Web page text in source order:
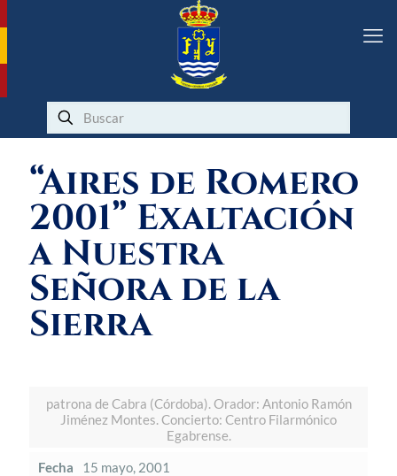
“Aires de Romero
2001” Exaltación
a Nuestra
Señora de la
Sierra
patrona de Cabra (Córdoba). Orador: Antonio Ramón
Jiménez Montes. Concierto: Centro Filarmónico
Egabrense.
Fecha
15 mayo, 2001